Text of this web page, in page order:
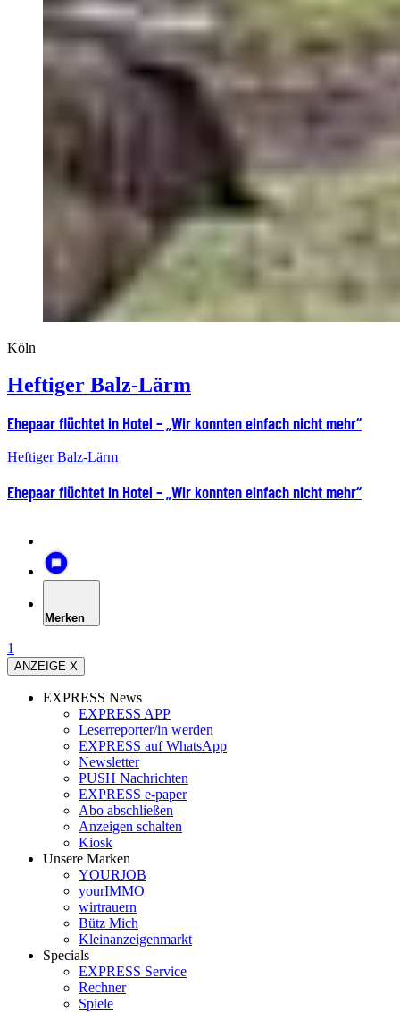
Köln
Heftiger Balz-Lärm
Ehepaar flüchtet in Hotel – „Wir konnten einfach nicht mehr“
Heftiger Balz-Lärm
Ehepaar flüchtet in Hotel – „Wir konnten einfach nicht mehr“
Merken
1
ANZEIGE X
EXPRESS News
EXPRESS APP
Leserreporter/in werden
EXPRESS auf WhatsApp
Newsletter
PUSH Nachrichten
EXPRESS e-paper
Abo abschließen
Anzeigen schalten
Kiosk
Unsere Marken
YOURJOB
yourIMMO
wirtrauern
Bütz Mich
Kleinanzeigenmarkt
Specials
EXPRESS Service
Rechner
Spiele